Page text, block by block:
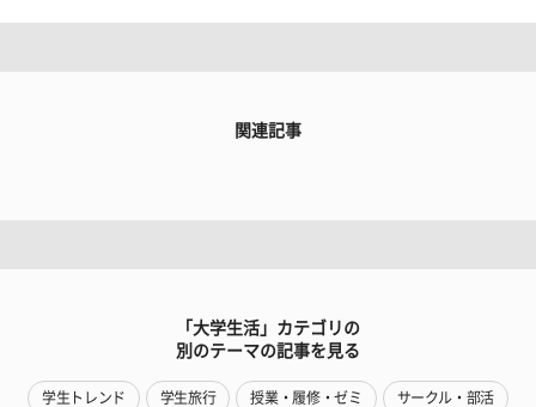
関連記事
「大学生活」カテゴリの
別のテーマの記事を見る
学生トレンド 学生旅行 授業・履修・ゼミ サークル・部活